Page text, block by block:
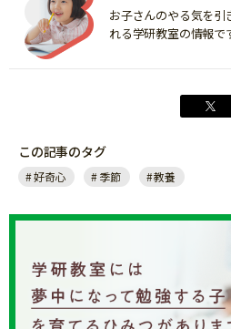
お子さんのやる気を引
れる学研教室の情報で
この記事のタグ
好奇心 季節 教養